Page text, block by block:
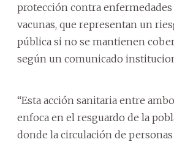
protección contra
vacunas, que representan un
pública si no se mantienen
según un comunicado
“Esta acción sanitaria entre
enfoca en el resguardo de la
donde la circulación de